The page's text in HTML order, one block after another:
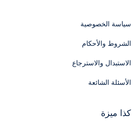
سياسة الخصوصية
الشروط والأحكام
الاستبدال والاسترجاع
الأسئلة الشائعة
كذا ميزة